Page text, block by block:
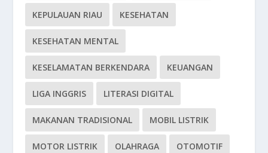
KEPULAUAN RIAU KESEHATAN
KESEHATAN MENTAL
KESELAMATAN BERKENDARA KEUANGAN
LIGA INGGRIS LITERASI DIGITAL
MAKANAN TRADISIONAL MOBIL LISTRIK
MOTOR LISTRIK OLAHRAGA OTOMOTIF